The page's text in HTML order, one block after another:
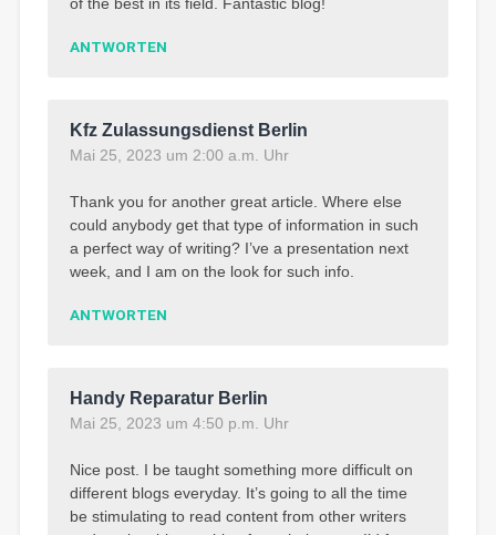
ANTWORTEN
Kfz Zulassungsdienst Berlin
Mai 25, 2023 um 2:00 a.m. Uhr
Thank you for another great article. Where else
could anybody get that type of information in such
a perfect way of writing? I’ve a presentation next
week, and I am on the look for such info.
ANTWORTEN
Handy Reparatur Berlin
Mai 25, 2023 um 4:50 p.m. Uhr
Nice post. I be taught something more difficult on
different blogs everyday. It’s going to all the time
be stimulating to read content from other writers